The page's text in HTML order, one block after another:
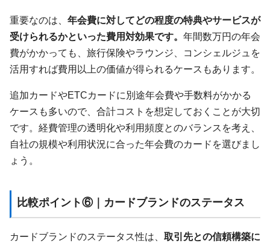
重要なのは、 年会費に対してどの程度の特典やサービスが
受けられるかといった費用対効果です。 年間数万円の年会
費がかかっても、旅行保険やラウンジ、コンシェルジュを
活用すれば費用以上の価値が得られるケースもあります。
追加カードやETCカードに別途年会費や手数料がかかる
ケースも多いので、合計コストを想定しておくことが大切
です。経費管理の透明化や利用頻度とのバランスを考え、
自社の規模や利用状況に合った年会費のカードを選びまし
ょう。
比較ポイント⑥｜カードブランドのステータス
カードブランドのステータス性は、 取引先との信頼構築に